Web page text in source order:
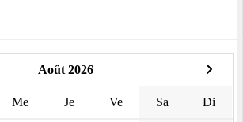
Août 2026
Me Je Ve Sa Di